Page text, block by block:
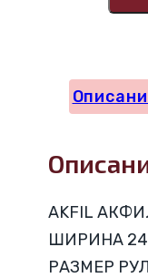
100%
V33
AKFIL
ШИРИНА
РАЗМЕР